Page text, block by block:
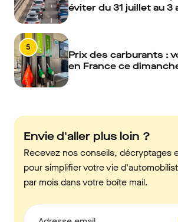
éviter du 31 juillet au 3
5
Prix des carburants :
en France ce
Envie d'aller plus loin ?
Recevez nos conseils, décryptages
pour simplifier votre vie
par mois dans votre boîte mail.